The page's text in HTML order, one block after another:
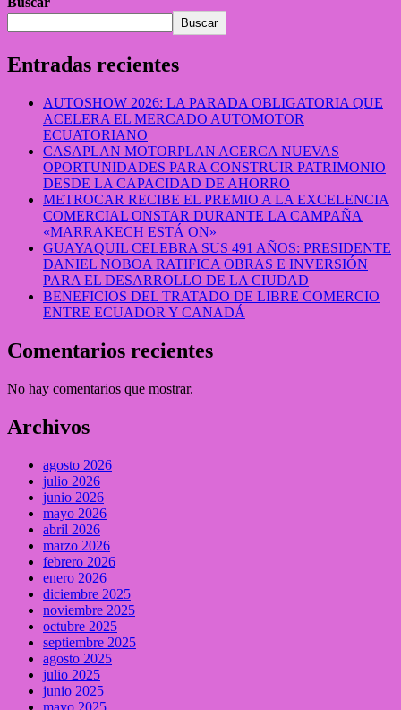
Buscar
Entradas recientes
AUTOSHOW 2026: LA PARADA OBLIGATORIA QUE
ACELERA EL MERCADO AUTOMOTOR
ECUATORIANO
CASAPLAN MOTORPLAN ACERCA NUEVAS
OPORTUNIDADES PARA CONSTRUIR PATRIMONIO
DESDE LA CAPACIDAD DE AHORRO
METROCAR RECIBE EL PREMIO A LA EXCELENCIA
COMERCIAL ONSTAR DURANTE LA CAMPAÑA
«MARRAKECH ESTÁ ON»
GUAYAQUIL CELEBRA SUS 491 AÑOS: PRESIDENTE
DANIEL NOBOA RATIFICA OBRAS E INVERSIÓN
PARA EL DESARROLLO DE LA CIUDAD
BENEFICIOS DEL TRATADO DE LIBRE COMERCIO
ENTRE ECUADOR Y CANADÁ
Comentarios recientes
No hay comentarios que mostrar.
Archivos
agosto 2026
julio 2026
junio 2026
mayo 2026
abril 2026
marzo 2026
febrero 2026
enero 2026
diciembre 2025
noviembre 2025
octubre 2025
septiembre 2025
agosto 2025
julio 2025
junio 2025
mayo 2025